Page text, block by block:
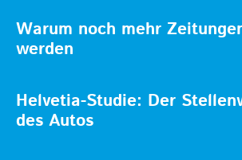
Warum noch mehr
werden
Helvetia-Studie: Der
des Autos